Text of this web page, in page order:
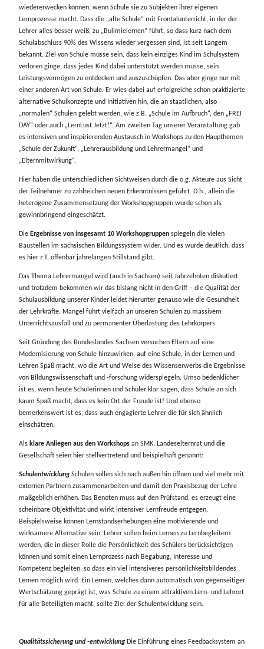
wiedererwecken können, wenn Schule sie zu Subjekten ihrer eigenen
Lernprozesse macht. Dass die „alte Schule“ mit Frontalunterricht, in der der
Lehrer alles besser weiß, zu „Bulimielernen“ führt, so dass kurz nach dem
Schulabschluss 90% des Wissens wieder vergessen sind, ist seit Langem
bekannt. Ziel von Schule müsse sein, dass kein einziges Kind im Schulsystem
verloren ginge, dass jedes Kind dabei unterstützt werden müsse, sein
Leistungsvermögen zu entdecken und auszuschöpfen. Das aber ginge nur mit
einer anderen Art von Schule. Er wies dabei auf erfolgreiche schon praktizierte
alternative Schulkonzepte und Initiativen hin, die an staatlichen, also
„normalen“ Schulen gelebt werden, wie z.B. „Schule im Aufbruch“, den „FREI
DAY“ oder auch „LernLust.Jetzt!“. Am zweiten Tag unserer Veranstaltung gab
es intensiven und inspirierenden Austausch in Workshops zu den Haupthemen
„Schule der Zukunft“, „Lehrerausbildung und Lehrermangel“ und
„Elternmitwirkung“.
Hier haben die unterschiedlichen Sichtweisen durch die o.g. Akteure aus Sicht
der Teilnehmer zu zahlreichen neuen Erkenntnissen geführt. D.h., allein die
heterogene Zusammensetzung der Workshopgruppen wurde schon als
gewinnbringend eingeschätzt.
Die Ergebnisse von insgesamt 10 Workshopgruppen spiegeln die vielen
Baustellen im sächsischen Bildungssystem wider. Und es wurde deutlich, dass
es hier z.T. offenbar jahrelangen Stillstand gibt.
Das Thema Lehrermangel wird (auch in Sachsen) seit Jahrzehnten diskutiert
und trotzdem bekommen wir das bislang nicht in den Griff – die Qualität der
Schulausbildung unserer Kinder leidet hierunter genauso wie die Gesundheit
der Lehrkräfte. Mangel führt vielfach an unseren Schulen zu massivem
Unterrichtsausfall und zu permanenter Überlastung des Lehrkörpers.
Seit Gründung des Bundeslandes Sachsen versuchen Eltern auf eine
Modernisierung von Schule hinzuwirken, auf eine Schule, in der Lernen und
Lehren Spaß macht, wo die Art und Weise des Wissenserwerbs die Ergebnisse
von Bildungswissenschaft und -forschung widerspiegeln. Umso bedenklicher
ist es, wenn heute Schülerinnen und Schüler klar sagen, dass Schule an sich
kaum Spaß macht, dass es kein Ort der Freude ist! Und ebenso
bemerkenswert ist es, dass auch engagierte Lehrer die für sich ähnlich
einschätzen.
Als klare Anliegen aus den Workshops an SMK, Landeselternrat und die
Gesellschaft seien hier stellvertretend und beispielhaft genannt:
SchulentwicklungSchulen sollen sich nach außen hin öffnen und viel mehr mit
externen Partnern zusammenarbeiten und damit den Praxisbezug der Lehre
maßgeblich erhöhen. Das Benoten muss auf den Prüfstand, es erzeugt eine
scheinbare Objektivität und wirkt intensiver Lernfreude entgegen.
Beispielsweise können Lernstandserhebungen eine motivierende und
wirksamere Alternative sein. Lehrer sollen beim Lernen zu Lernbegleitern
werden, die in dieser Rolle die Persönlichkeit des Schülers berücksichtigen
können und somit einen Lernprozess nach Begabung, Interesse und
Kompetenz begleiten, so dass ein viel intensiveres persönlichkeitsbildendes
Lernen möglich wird. Ein Lernen, welches dann automatisch von gegenseitiger
Wertschätzung geprägt ist, was Schule zu einem attraktiven Lern- und Lehrort
für alle Beteiligten macht, sollte Ziel der Schulentwicklung sein.
Qualitätssicherung und -entwicklungDie Einführung eines Feedbacksystem an